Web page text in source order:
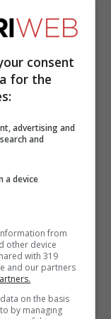
A Magny-
con la
posti
sul tracciato
consent
for the
advertising and
and
a device
from
other device
with 319
and our partners
on the basis
by managing